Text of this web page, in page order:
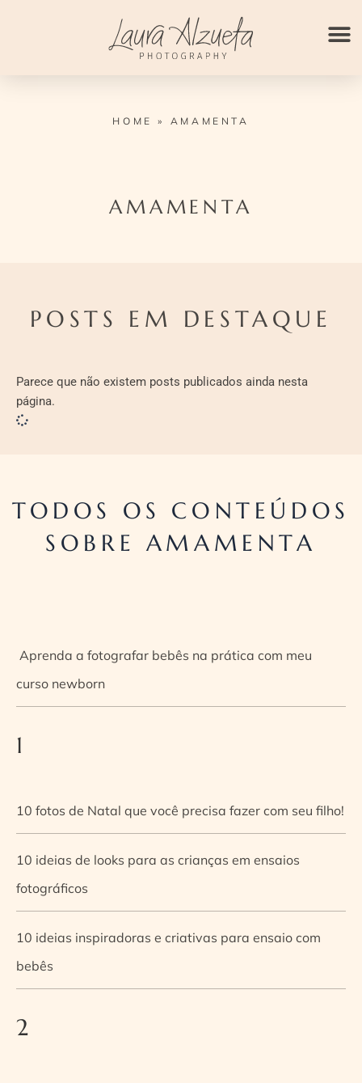
HOME » AMAMENTA
AMAMENTA
POSTS EM DESTAQUE
Parece que não existem posts publicados ainda nesta
página.
TODOS OS CONTEÚDOS
SOBRE AMAMENTA
Aprenda a fotografar bebês na prática com meu
curso newborn
1
10 fotos de Natal que você precisa fazer com seu filho!
10 ideias de looks para as crianças em ensaios
fotográficos
10 ideias inspiradoras e criativas para ensaio com
bebês
2